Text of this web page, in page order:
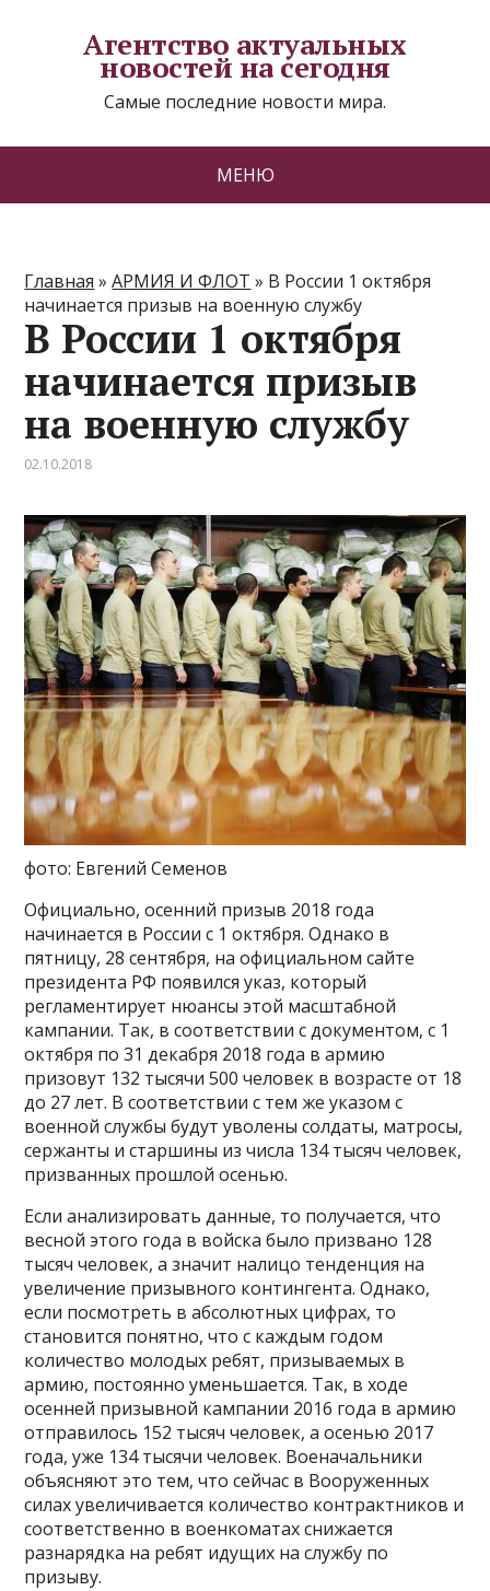
Агентство актуальных
новостей на сегодня
Самые последние новости мира.
МЕНЮ
Главная »АРМИЯ И ФЛОТ » В России 1 октября
начинается призыв на военную службу
В России 1 октября
начинается призыв
на военную службу
02.10.2018
фото: Евгений Семенов
Официально, осенний призыв 2018 года
начинается в России с 1 октября. Однако в
пятницу, 28 сентября, на официальном сайте
президента РФ появился указ, который
регламентирует нюансы этой масштабной
кампании. Так, в соответствии с документом, с 1
октября по 31 декабря 2018 года в армию
призовут 132 тысячи 500 человек в возрасте от 18
до 27 лет. В соответствии с тем же указом с
военной службы будут уволены солдаты, матросы,
сержанты и старшины из числа 134 тысяч человек,
призванных прошлой осенью.
Если анализировать данные, то получается, что
весной этого года в войска было призвано 128
тысяч человек, а значит налицо тенденция на
увеличение призывного контингента. Однако,
если посмотреть в абсолютных цифрах, то
становится понятно, что с каждым годом
количество молодых ребят, призываемых в
армию, постоянно уменьшается. Так, в ходе
осенней призывной кампании 2016 года в армию
отправилось 152 тысяч человек, а осенью 2017
года, уже 134 тысячи человек. Военачальники
объясняют это тем, что сейчас в Вооруженных
силах увеличивается количество контрактников и
соответственно в военкоматах снижается
разнарядка на ребят идущих на службу по
призыву.